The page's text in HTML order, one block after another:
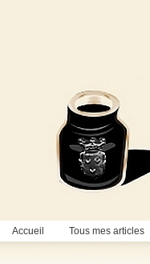
Accueil Tous mes articles